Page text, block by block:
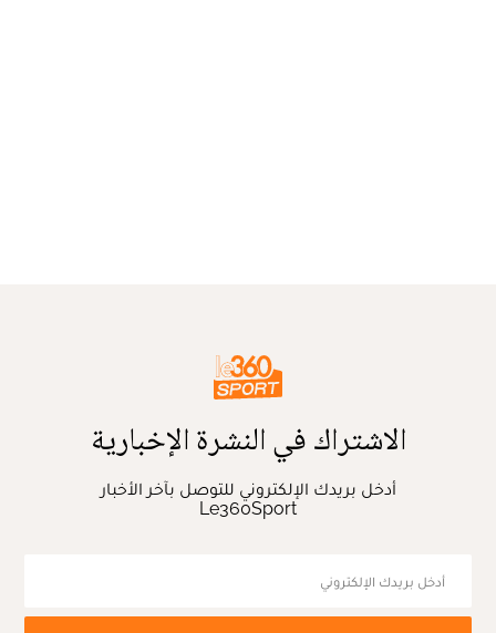
الاشتراك في النشرة الإخبارية
أدخل بريدك الإلكتروني للتوصل بآخر الأخبار
Le360Sport